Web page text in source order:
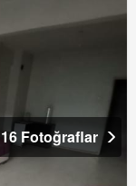
16 Fotoğraflar